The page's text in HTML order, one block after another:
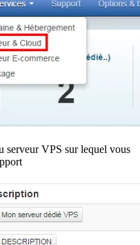
serveur VPS sur lequel vous